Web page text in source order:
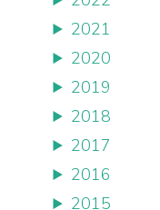
2021
2020
2019
2018
2017
2016
2015